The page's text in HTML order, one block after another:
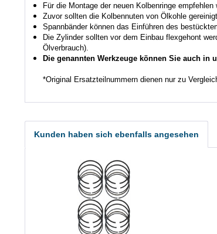
Für die Montage der neuen Kolbenringe
Zuvor sollten die Kolbennuten von Ölkohle
Spannbänder können das Einführen des
Die Zylinder sollten vor dem Einbau flexgehont
Ölverbrauch).
Die genannten Werkzeuge können Sie auch in
*Original Ersatzteilnummern dienen nur zu
Kunden haben sich ebenfalls angesehen